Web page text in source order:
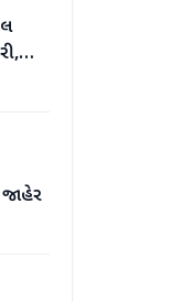
જાહેર